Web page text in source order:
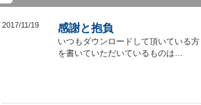
2017/11/19 感謝と抱負
いつもダウンロードして頂いている
を書いていただいているものは…